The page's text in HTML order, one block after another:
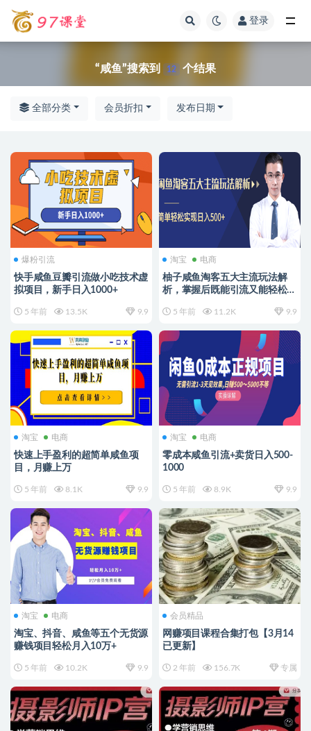
登录
“咸鱼”搜索到 12 个结果
全部分类 会员折扣 发布日期
爆粉引流
快手咸鱼豆瓣引流做小吃技术虚
拟项目，新手日入1000+
5 年前 13.5K 9.9
淘宝 电商
柚子咸鱼淘客五大主流玩法解
析，掌握后既能引流又能轻松实
5 年前 11.2K 9.9
淘宝 电商
快速上手盈利的超简单咸鱼项
目，月赚上万
5 年前 8.1K 9.9
淘宝 电商
零成本咸鱼引流+卖货日入500-
1000
5 年前 8.9K 9.9
淘宝 电商
淘宝、抖音、咸鱼等​​五个无‌货源
赚钱项‌‌目​轻松月入‌10万+
5 年前 10.2K 9.9
会员精品
网赚项目课程合集打包【3月14
已更新】
2 年前 156.7K 专属